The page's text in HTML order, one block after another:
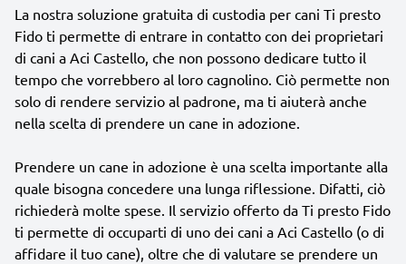
La nostra soluzione gratuita di custodia per cani Ti presto
Fido ti permette di entrare in contatto con dei proprietari
di cani a Aci Castello, che non possono dedicare tutto il
tempo che vorrebbero al loro cagnolino. Ciò permette non
solo di rendere servizio al padrone, ma ti aiuterà anche
nella scelta di prendere un cane in adozione.
Prendere un cane in adozione è una scelta importante alla
quale bisogna concedere una lunga riflessione. Difatti, ciò
richiederà molte spese. Il servizio offerto da Ti presto Fido
ti permette di occuparti di uno dei cani a Aci Castello (o di
affidare il tuo cane), oltre che di valutare se prendere un